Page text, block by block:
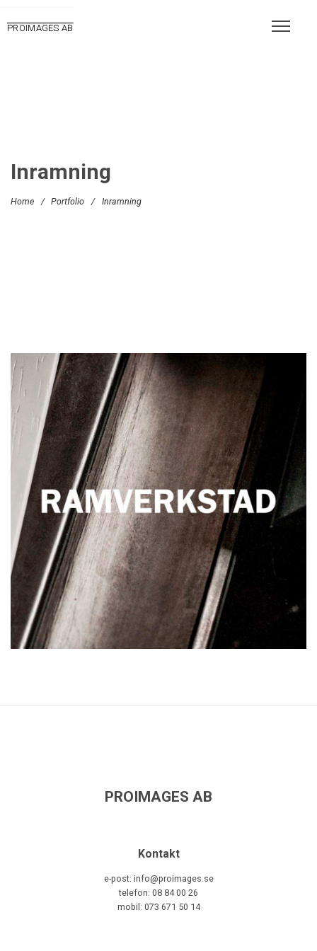
PROIMAGES AB
Inramning
Home / Portfolio / Inramning
Inramning
PROIMAGES AB
Kontakt
e-post: info@proimages.se
telefon: 08 84 00 26
mobil: 073 671 50 14